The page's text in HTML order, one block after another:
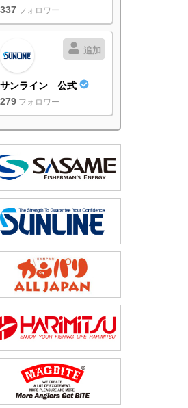
337 フォロワー
追加
サンライン 公式
279 フォロワー